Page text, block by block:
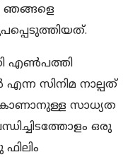
ഞങ്ങളെ
എൺപത്തി
സിനിമ നാല്പത്
സാധ്യത
ഒരു